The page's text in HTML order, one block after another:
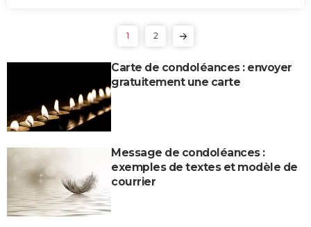
1 2
Carte de condoléances : envoyer
gratuitement une carte
Message de condoléances :
exemples de textes et modèle de
courrier